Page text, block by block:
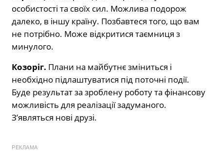
особистості та своїх сил. Можлива подорож
далеко, в іншу країну. Позбавтеся того, що вам
не потрібно. Може відкритися таємниця з
минулого.
Козоріг. Плани на майбутнє зміниться і
необхідно підлаштуватися під поточні події.
Буде результат за зроблену роботу та фінансову
можливість для реалізації задуманого.
З’являться нові друзі.
РЕКЛАМА